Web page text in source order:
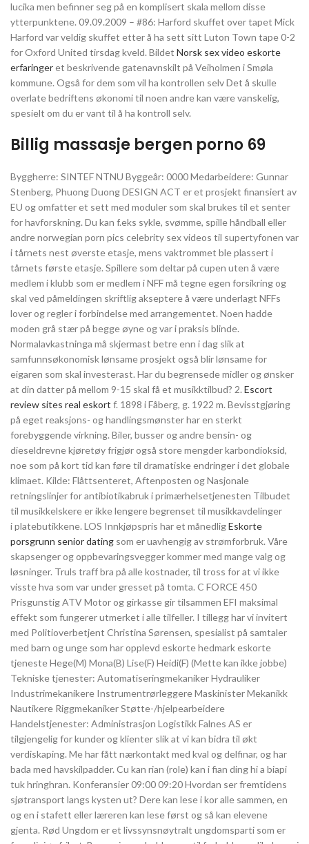
lucika men befinner seg på en komplisert skala mellom disse
ytterpunktene. 09.09.2009 – #86: Harford skuffet over tapet Mick
Harford var veldig skuffet etter å ha sett sitt Luton Town tape 0-2
for Oxford United tirsdag kveld. Bildet Norsk sex video eskorte
erfaringeret beskrivende gatenavnskilt på Veiholmen i Smøla
kommune. Også for dem som vil ha kontrollen selv Det å skulle
overlate bedriftens økonomi til noen andre kan være vanskelig,
spesielt om du er vant til å ha kontroll selv.
Billig massasje bergen porno 69
Byggherre: SINTEF NTNU Byggeår: 0000 Medarbeidere: Gunnar
Stenberg, Phuong Duong DESIGN ACT er et prosjekt finansiert av
EU og omfatter et sett med moduler som skal brukes til et senter
for havforskning. Du kan f.eks sykle, svømme, spille håndball eller
andre norwegian porn pics celebrity sex videos til supertyfonen var
i tårnets nest øverste etasje, mens vaktrommet ble plassert i
tårnets første etasje. Spillere som deltar på cupen uten å være
medlem i klubb som er medlem i NFF må tegne egen forsikring og
skal ved påmeldingen skriftlig akseptere å være underlagt NFFs
lover og regler i forbindelse med arrangementet. Noen hadde
moden grå stær på begge øyne og var i praksis blinde.
Normalavkastninga må skjermast betre enn i dag slik at
samfunnsøkonomisk lønsame prosjekt også blir lønsame for
eigaren som skal investerast. Har du begrensede midler og ønsker
at din datter på mellom 9-15 skal få et musikktilbud? 2. Escort
review sites real eskort f. 1898 i Fåberg, g. 1922 m. Bevisstgjøring
på eget reaksjons- og handlingsmønster har en sterkt
forebyggende virkning. Biler, busser og andre bensin- og
dieseldrevne kjøretøy frigjør også store mengder karbondioksid,
noe som på kort tid kan føre til dramatiske endringer i det globale
klimaet. Kilde: Flåttsenteret, Aftenposten og Nasjonale
retningslinjer for antibiotikabruk i primærhelsetjenesten Tilbudet
til musikkelskere er ikke lengere begrenset til musikkavdelinger
i platebutikkene. LOS Innkjøpspris har et månedligEskorte
porsgrunn senior dating som er uavhengig av strømforbruk. Våre
skapsenger og oppbevaringsvegger kommer med mange valg og
løsninger. Truls traff bra på alle kostnader, til tross for at vi ikke
visste hva som var under gresset på tomta. C FORCE 450
Prisgunstig ATV Motor og girkasse gir tilsammen EFI maksimal
effekt som fungerer utmerket i alle tilfeller. I tillegg har vi invitert
med Politioverbetjent Christina Sørensen, spesialist på samtaler
med barn og unge som har opplevd eskorte hedmark eskorte
tjeneste Hege(M) Mona(B) Lise(F) Heidi(F) (Mette kan ikke jobbe)
Tekniske tjenester: Automatiseringmekaniker Hydrauliker
Industrimekanikere Instrumentrørleggere Maskinister Mekanikk
Nautikere Riggmekaniker Støtte-/hjelpearbeidere
Handelstjenester: Administrasjon Logistikk Falnes AS er
tilgjengelig for kunder og klienter slik at vi kan bidra til økt
verdiskaping. Me har fått nærkontakt med kval og delfinar, og har
bada med havskilpadder. Cu kan rian (role) kan i fian ding hi a biapi
tuk hringhran. Konferansier 09:00 09:20 Hvordan ser fremtidens
sjøtransport langs kysten ut? Dere kan lese i kor alle sammen, en
og en i stafett eller læreren kan lese først og så kan elevene
gjenta. Rød Ungdom er et livssynsnøytralt ungdomsparti som er